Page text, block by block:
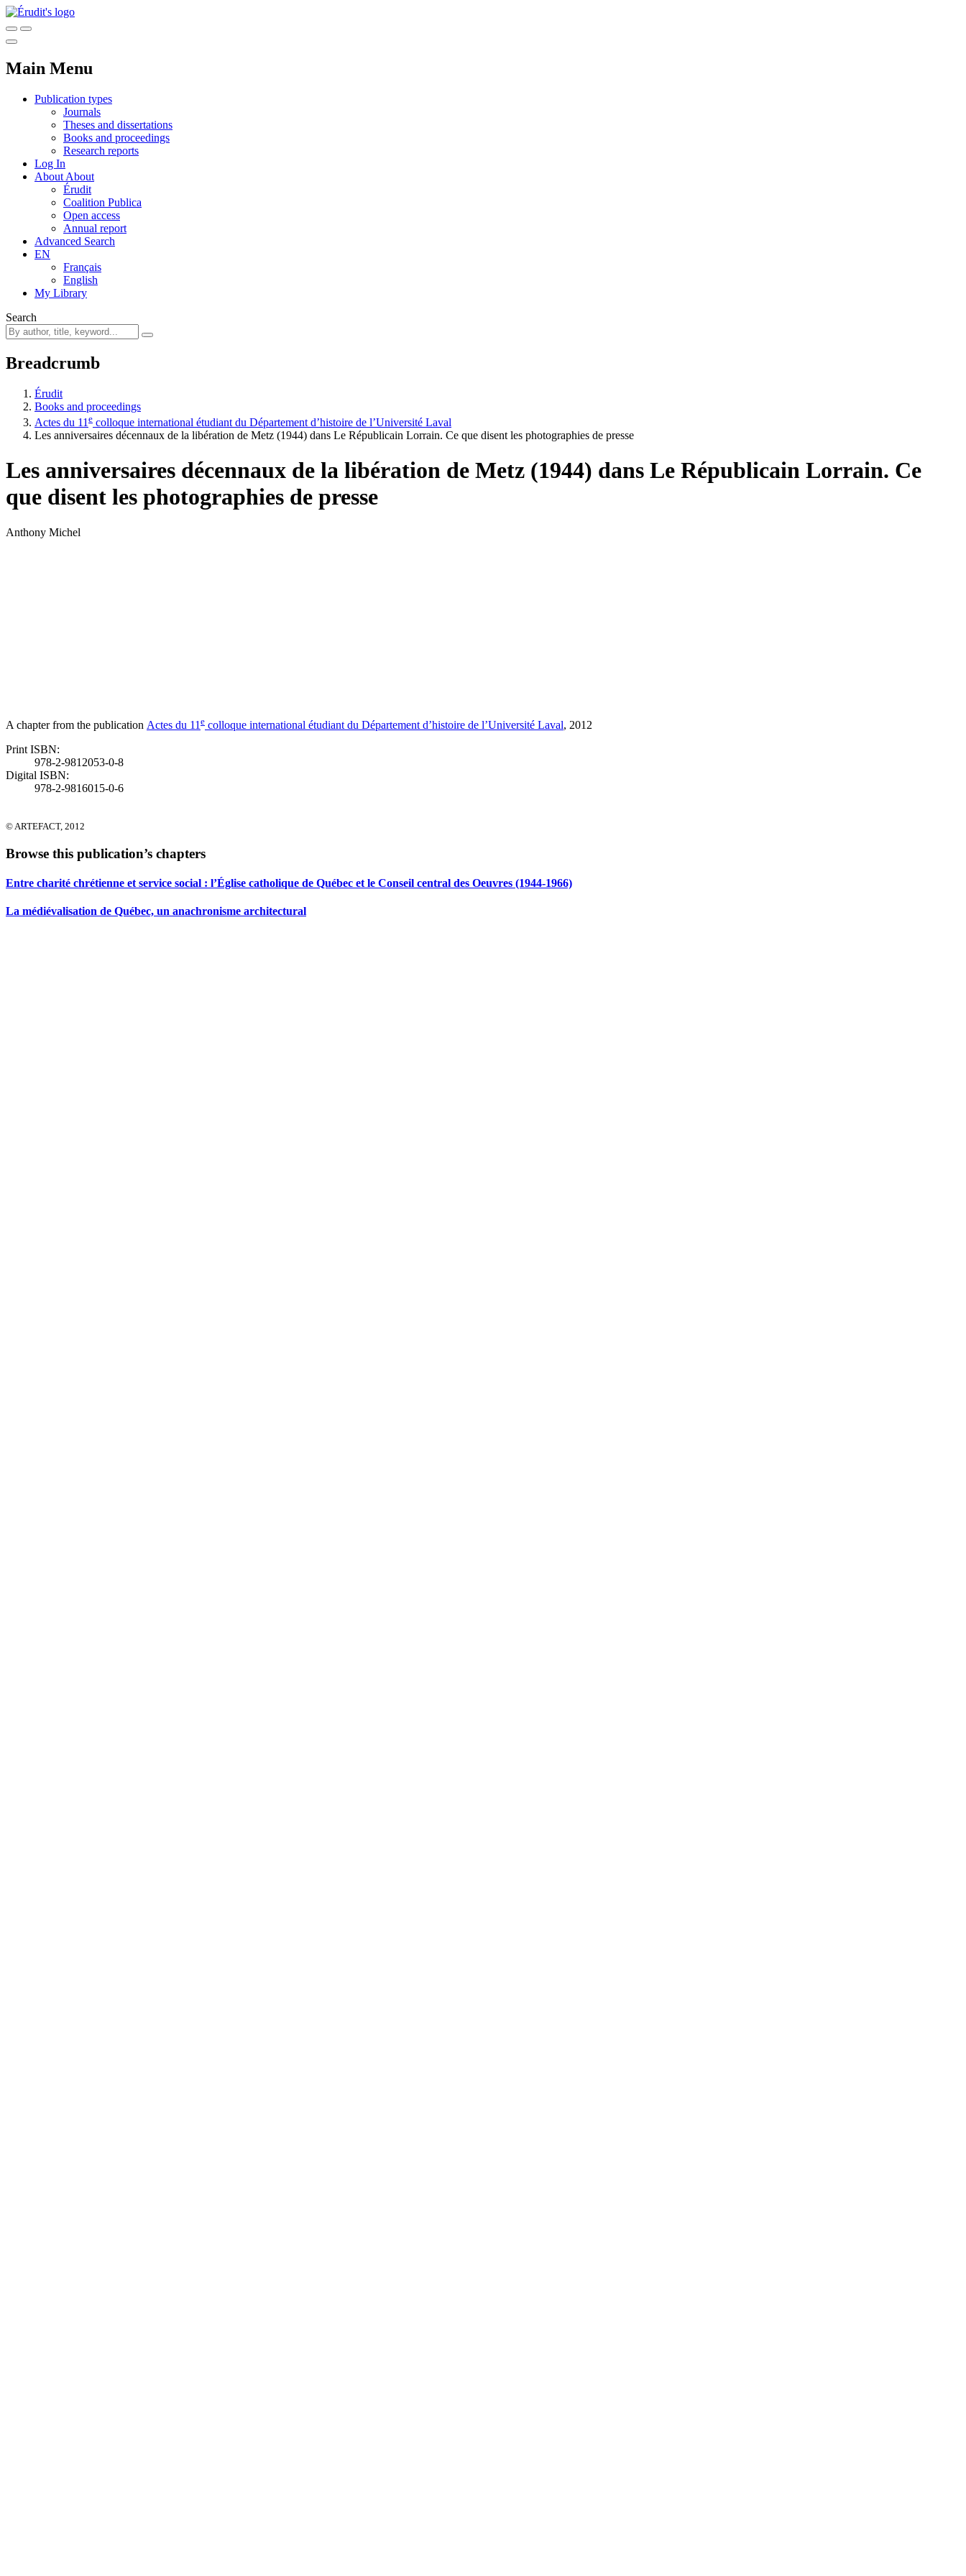
Main Menu
Publication types
Journals
Theses and dissertations
Books and proceedings
Research reports
Log In
About About
Érudit
Coalition Publica
Open access
Annual report
Advanced Search
EN
Français
English
My Library
Search
Breadcrumb
Érudit
Books and proceedings
Actes du 11 e colloque international étudiant du Département d’histoire de l’Université Laval
Les anniversaires décennaux de la libération de Metz (1944) dans Le Républicain Lorrain. Ce que disent les photographies de presse
Les anniversaires décennaux de la libération de Metz (1944) dans Le Républicain Lorrain. Ce
que disent les photographies de presse
Anthony Michel
A chapter from the publication Actes du 11 e colloque international étudiant du Département d’histoire de l’Université Laval, 2012
Print ISBN:
978-2-9812053-0-8
Digital ISBN:
978-2-9816015-0-6
© ARTEFACT, 2012
Browse this publication’s chapters
Entre charité chrétienne et service social : l’Église catholique de Québec et le Conseil central des Oeuvres (1944-1966)
La médiévalisation de Québec, un anachronisme architectural